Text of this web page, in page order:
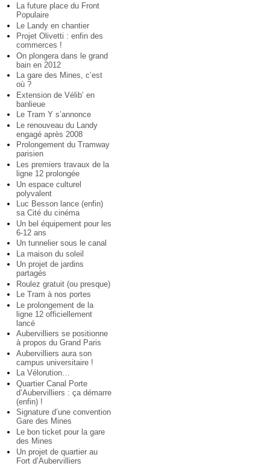
La future place du Front
Populaire
Le Landy en chantier
Projet Olivetti : enfin des
commerces !
On plongera dans le grand
bain en 2012
La gare des Mines, c’est
où ?
Extension de Vélib’ en
banlieue
Le Tram Y s’annonce
Le renouveau du Landy
engagé après 2008
Prolongement du Tramway
parisien
Les premiers travaux de la
ligne 12 prolongée
Un espace culturel
polyvalent
Luc Besson lance (enfin)
sa Cité du cinéma
Un bel équipement pour les
6-12 ans
Un tunnelier sous le canal
La maison du soleil
Un projet de jardins
partagés
Roulez gratuit (ou presque)
Le Tram à nos portes
Le prolongement de la
ligne 12 officiellement
lancé
Aubervilliers se positionne
à propos du Grand Paris
Aubervilliers aura son
campus universitaire !
La Vélorution…
Quartier Canal Porte
d’Aubervilliers : ça démarre
(enfin) !
Signature d’une convention
Gare des Mines
Le bon ticket pour la gare
des Mines
Un projet de quartier au
Fort d’Aubervilliers